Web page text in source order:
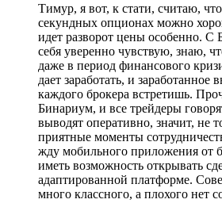
Тимур, я вот, к стати, считаю,
секундных опционах можно
идет разворот цены особенно. С
себя уверенно чувствую, знаю,
даже в период финансового
дает заработать, и заработанное
каждого брокера встретишь.
Бинариум, и все трейдеры
выводят оперативно, значит, не
приятные моменты
жду мобильного приложения от
иметь возможность открывать
адаптированной платформе.
много классного, а плохого нет